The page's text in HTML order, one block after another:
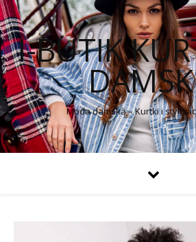
I-BUTIK
Moda damska – Kurtki i